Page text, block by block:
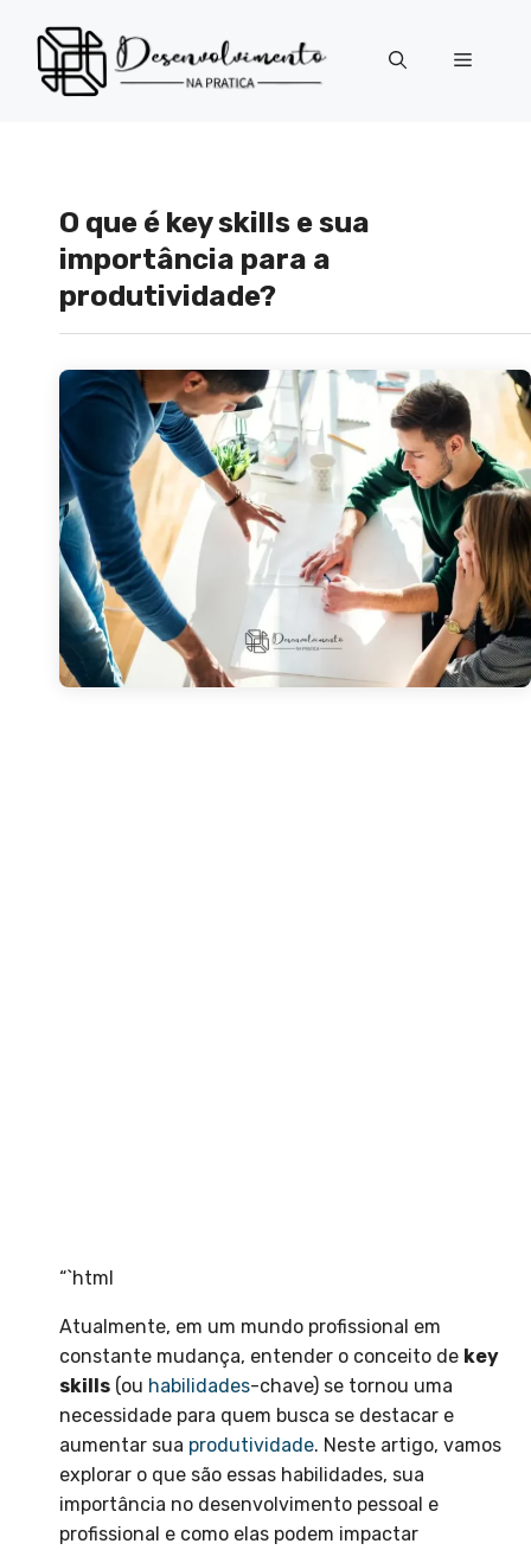
para
conteúdo
Menu
O que é key skills e sua
importância para a
produtividade?
“`html
Atualmente, em um mundo profissional em
constante mudança, entender o conceito de key
skills (ou habilidades-chave) se tornou uma
necessidade para quem busca se destacar e
aumentar sua produtividade. Neste artigo, vamos
explorar o que são essas habilidades, sua
importância no desenvolvimento pessoal e
profissional e como elas podem impactar